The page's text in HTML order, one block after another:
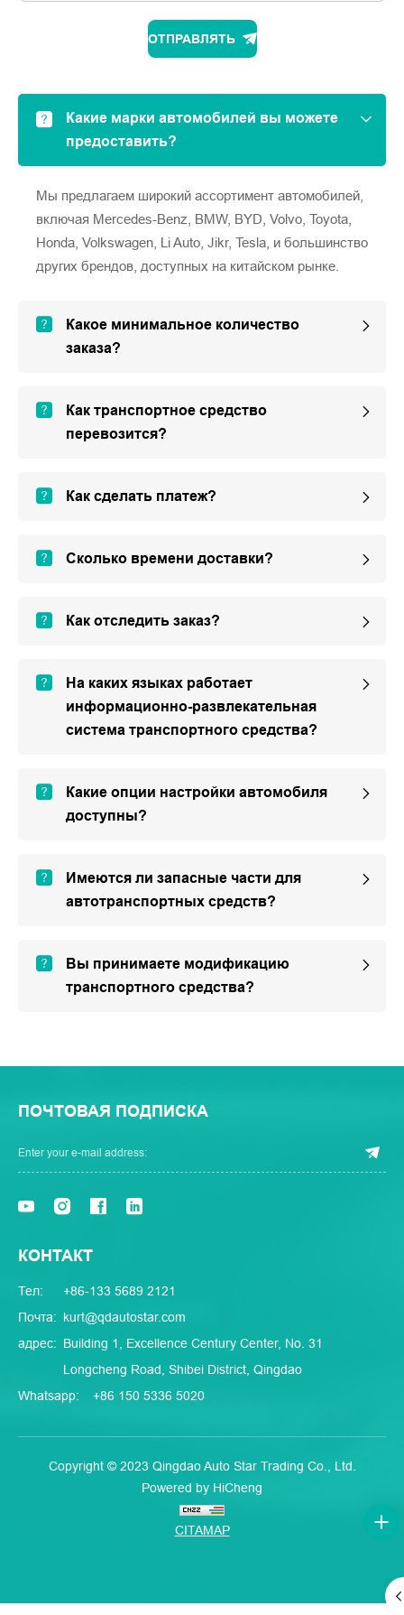
ОТПРАВЛЯТЬ
Какие марки автомобилей вы можете
предоставить?
Мы предлагаем широкий ассортимент автомобилей,
включая Mercedes-Benz, BMW, BYD, Volvo, Toyota,
Honda, Volkswagen, Li Auto, Jikr, Tesla, и большинство
других брендов, доступных на китайском рынке.
Какое минимальное количество
заказа?
Как транспортное средство
перевозится?
Как сделать платеж?
Сколько времени доставки?
Как отследить заказ?
На каких языках работает
информационно-развлекательная
система транспортного средства?
Какие опции настройки автомобиля
доступны?
Имеются ли запасные части для
автотранспортных средств?
Вы принимаете модификацию
транспортного средства?
ПОЧТОВАЯ ПОДПИСКА
КОНТАКТ
Тел:
+86-133 5689 2121
Почта: kurt@qdautostar.com
адрес: Building 1, Excellence Century Center, No. 31
Longcheng Road, Shibei District, Qingdao
Whatsapp:
+86 150 5336 5020
Copyright © 2023 Qingdao Auto Star Trading Co., Ltd.
Powered by HiCheng
CITAMAP